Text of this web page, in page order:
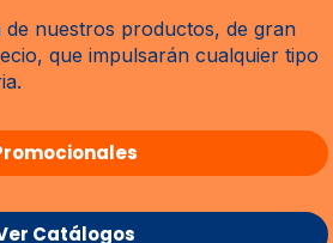
de nuestros productos, de gran
que impulsarán cualquier tipo
Catálogos